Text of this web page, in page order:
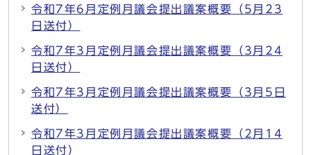
令和7年6月定例月議会提出議案概要（5月23
日送付）
令和7年3月定例月議会提出議案概要（3月24
日送付）
令和7年3月定例月議会提出議案概要（3月5日
送付）
令和7年3月定例月議会提出議案概要（2月14
日送付）